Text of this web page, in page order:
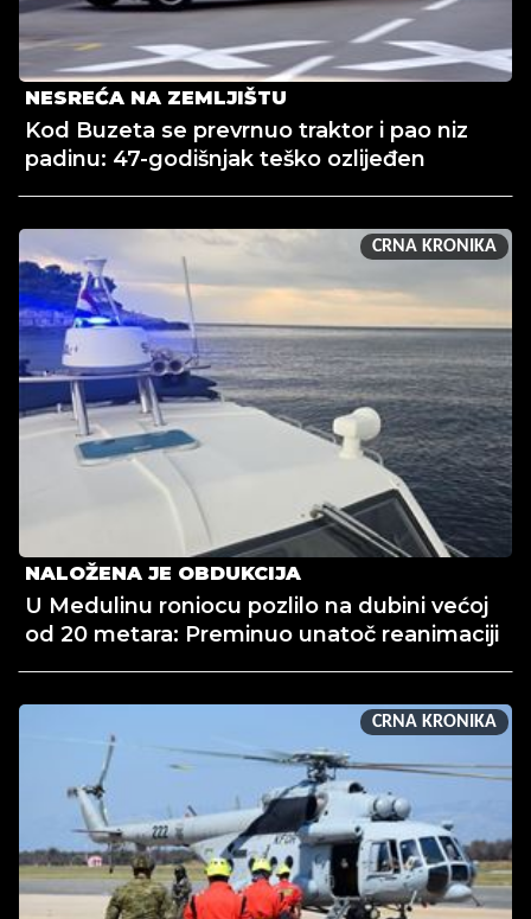
NESREĆA NA ZEMLJIŠTU
Kod Buzeta se prevrnuo traktor i pao niz
padinu: 47-godišnjak teško ozlijeđen
CRNA KRONIKA
NALOŽENA JE OBDUKCIJA
U Medulinu roniocu pozlilo na dubini većoj
od 20 metara: Preminuo unatoč reanimaciji
CRNA KRONIKA